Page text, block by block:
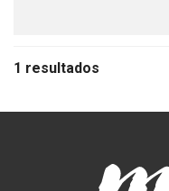
1 resultados